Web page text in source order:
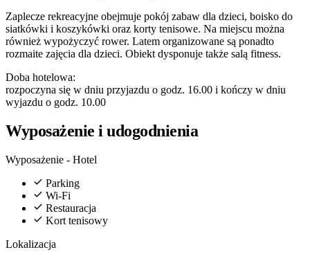
Zaplecze rekreacyjne obejmuje pokój zabaw dla dzieci, boisko do
siatkówki i koszykówki oraz korty tenisowe. Na miejscu można
również wypożyczyć rower. Latem organizowane są ponadto
rozmaite zajęcia dla dzieci. Obiekt dysponuje także salą fitness.
Doba hotelowa:
rozpoczyna się w dniu przyjazdu o godz. 16.00 i kończy w dniu
wyjazdu o godz. 10.00
Wyposażenie i udogodnienia
Wyposażenie - Hotel
Parking
Wi-Fi
Restauracja
Kort tenisowy
Lokalizacja